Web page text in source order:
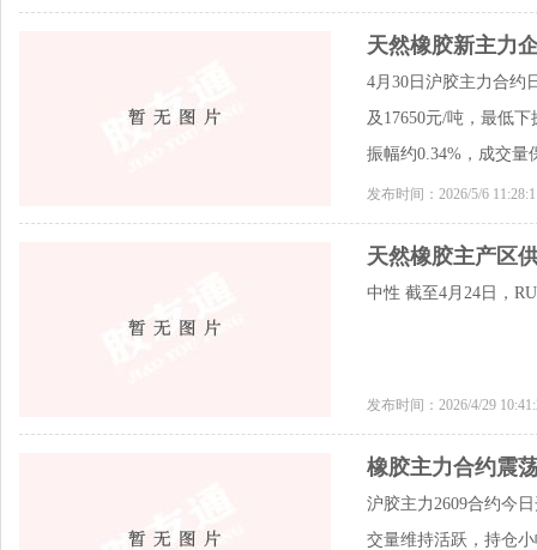
天然橡胶新主力
4月30日沪胶主力合约
及17650元/吨，最低
振幅约0.34%，成交量
发布时间：2026/5/6
天然橡胶主产区
中性 截至4月24日，
发布时间：2026/4/29
橡胶主力合约震
沪胶主力2609合约今
交量维持活跃，持仓